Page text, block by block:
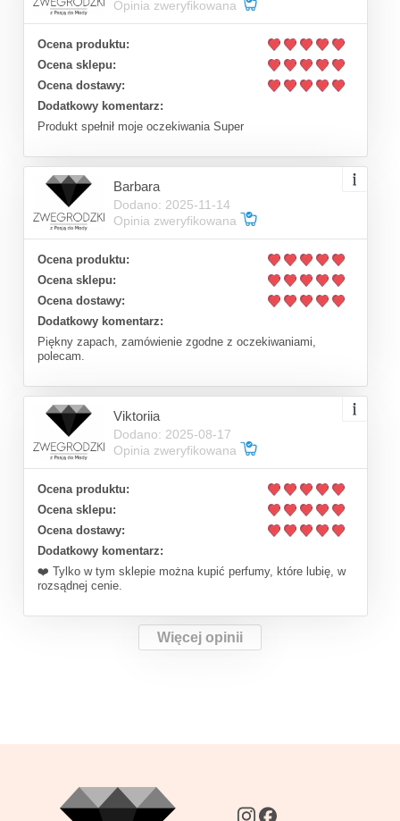
Opinia zweryfikowana
Ocena produktu:
Ocena sklepu:
Ocena dostawy:
Dodatkowy komentarz:
Produkt spełnił moje oczekiwania Super
Barbara
Dodano: 2025-11-14
Opinia zweryfikowana
Ocena produktu:
Ocena sklepu:
Ocena dostawy:
Dodatkowy komentarz:
Piękny zapach, zamówienie zgodne z oczekiwaniami,
polecam.
Viktoriia
Dodano: 2025-08-17
Opinia zweryfikowana
Ocena produktu:
Ocena sklepu:
Ocena dostawy:
Dodatkowy komentarz:
❤️ Tylko w tym sklepie można kupić perfumy, które lubię, w
rozsądnej cenie.
Więcej opinii